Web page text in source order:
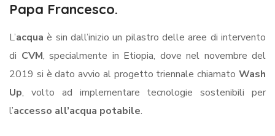
Papa Francesco.
L’acqua è sin dall’inizio un pilastro delle aree di intervento
di CVM, specialmente in Etiopia, dove nel novembre del
2019 si è dato avvio al progetto triennale chiamato Wash
Up, volto ad implementare tecnologie sostenibili per
l’accesso all’acqua potabile.